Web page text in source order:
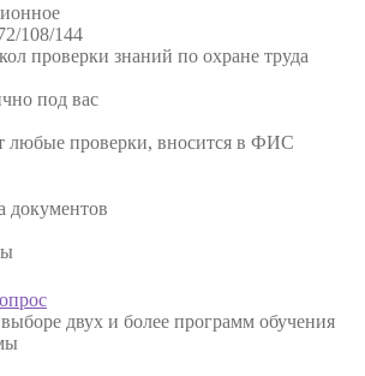
108/144
проверки знаний по охране труда
под вас
любые проверки, вносится в ФИС
документов
двух и более программ обучения